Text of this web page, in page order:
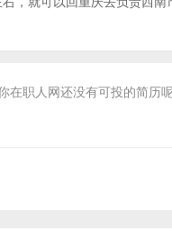
在职人网还没有可投的简历